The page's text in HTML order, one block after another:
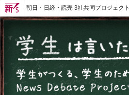
朝日・日経・読売 3社共同プロジェクト